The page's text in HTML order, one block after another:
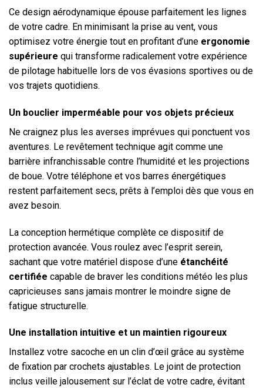
Ce design aérodynamique épouse parfaitement les lignes
de votre cadre. En minimisant la prise au vent, vous
optimisez votre énergie tout en profitant d’une ergonomie
supérieure qui transforme radicalement votre expérience
de pilotage habituelle lors de vos évasions sportives ou de
vos trajets quotidiens.
Un bouclier imperméable pour vos objets précieux
Ne craignez plus les averses imprévues qui ponctuent vos
aventures. Le revêtement technique agit comme une
barrière infranchissable contre l’humidité et les projections
de boue. Votre téléphone et vos barres énergétiques
restent parfaitement secs, prêts à l’emploi dès que vous en
avez besoin.
La conception hermétique complète ce dispositif de
protection avancée. Vous roulez avec l’esprit serein,
sachant que votre matériel dispose d’une étanchéité
certifiée capable de braver les conditions météo les plus
capricieuses sans jamais montrer le moindre signe de
fatigue structurelle.
Une installation intuitive et un maintien rigoureux
Installez votre sacoche en un clin d’œil grâce au système
de fixation par crochets ajustables. Le joint de protection
inclus veille jalousement sur l’éclat de votre cadre, évitant